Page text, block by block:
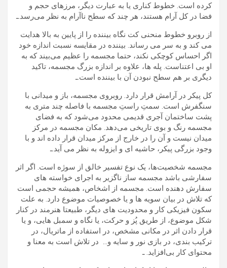
کرده است. خطوط کناری یا به عبارت دیگر، مرزهای حجم و
فضا در کل آرام هستند، هر چند که سطح ناآرام به نظر می‌رسد.ـ
از روبرو خطوط منحنی کت نگاه بیننده را از پایین به بالا هدایت
می کند و به سر می رساند. بیننده در مقایسه نسبت اندازه خود
اگر احساس کوچکی نکند، حتما مجسمه را عظیم می‌بیند که به
او بی اعتناست. پله ها، علاوه بر اندازه بزرگ مجسمه، تاکید
دیگری بر هم سطح نبودن آن با بیننده است.ـ
کل پیکر در آرامش قرار دارد. روبروی مجسمه، باز و میدانی با
سنگفرش است. سمتِ راستِ مجسمه با فاصله چند متری به
پشت ساختمان آجری قدیمی محدود می‌شود که به فضای
مجسمه رنگ و بوی تاریخی می‌دهد. مکان مجسمه در مرکز
میدان نیست و آن را در خارج از مرکز میدان قرار داده اند و با
وجود بزرگی پیکر، حاشیه ‌ای و ایزوله به نظر می آید.ـ
مجسمه شخصیت‌ها، یک نوع تفسیر خالق از سوژه است. اگر اثر
سفارشی باشد مجسمه ساز ناگزیر به اجرای خواسته های
سفارش دهنده است. مجسمه از اشخاص، همیشه حجمی است
که تلاش در بیان سویه ها و یا خصوصیات موضوع دارد. به علت
سکون فیزیکی کار و محدودیت های دیگر، طبیعتا هنرمند در کنار
شکل موضوع، از طریق پُز و حرکت، یا نگاه و سمبل هایی، و یا
قرار دادن اثر در مکانی مشخص، در استفاده از ماتریال، در
ترکیب بندی، در بازی نور و سایه و… در تلاش است به معنا و
محتوای کار بی‌افزاید. ـ